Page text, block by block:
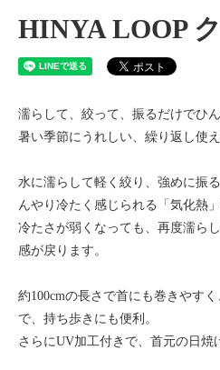
HINYA LOOP
濡らして、絞って、振るだけでひん
暑い季節にうれしい、繰り返し使
水に濡らして軽く絞り、強めに振
んやり冷たく感じられる「気化熱
冷たさが弱くなっても、再度濡ら
感が戻ります。
約100cmの長さで首にも巻きやす
で、持ち歩きにも便利。
さらにUV加工付きで、首元の日焼